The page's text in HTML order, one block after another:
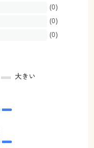
(0)
(0)
(0)
大きい